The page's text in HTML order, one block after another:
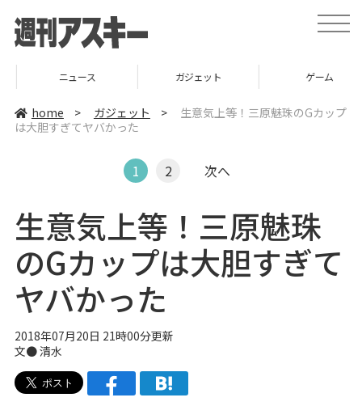
t
o
e
v
ニュース ガジェット ゲーム
home > ガジェット >
生意気上等！三原魅珠のGカップ
は大胆すぎてヤバかった
1 2 次へ
生意気上等！三原魅珠
のGカップは大胆すぎて
ヤバかった
2018年07月20日 21時00分更新
文● 清水